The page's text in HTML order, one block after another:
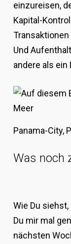
einzureisen,
Kapital-
Und
andere als ein
Panama-City,
Was noch
Wie Du
Du mir mal
nächsten